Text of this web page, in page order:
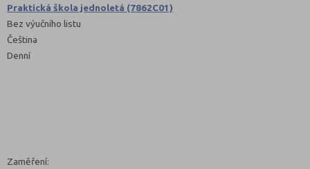
Praktická škola jednoletá (7862C01)
Bez výučního listu
Čeština
Denní
Zaměření: